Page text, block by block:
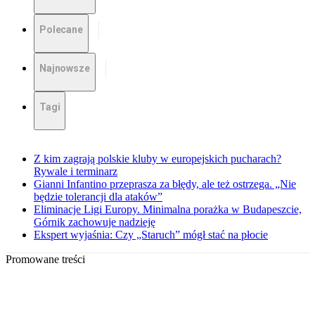
Polecane
Najnowsze
Tagi
Z kim zagrają polskie kluby w europejskich pucharach?
Rywale i terminarz
Gianni Infantino przeprasza za błędy, ale też ostrzega. „Nie
będzie tolerancji dla ataków”
Eliminacje Ligi Europy. Minimalna porażka w Budapeszcie,
Górnik zachowuje nadzieję
Ekspert wyjaśnia: Czy „Staruch” mógł stać na płocie
Promowane treści